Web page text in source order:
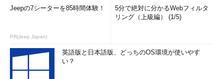
Jeepの7シーターを85時間体験！
PR(Jeep Japan)
5分で絶対に分かるWebフィルタ
リング（上級編） (1/5)
英語版と日本語版、どっちのOS環境が使いやす
い？